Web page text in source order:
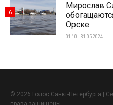
Мирослав
Орске
01:10 | 31-05-2024
6
© 2026 Голос Санкт-Петербурга |